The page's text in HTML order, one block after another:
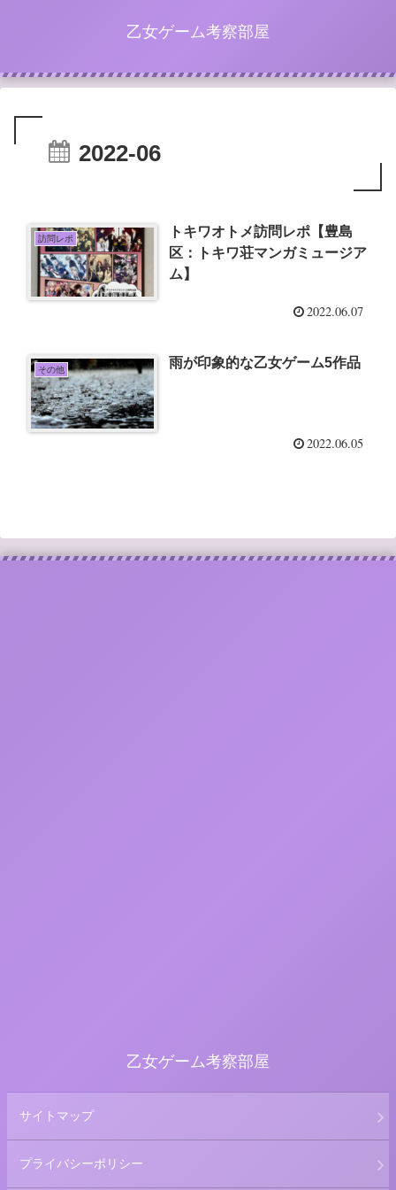
乙女ゲーム考察部屋
2022-06
訪問レポ
トキワオトメ訪問レポ【豊島
区：トキワ荘マンガミュージア
ム】
2022.06.07
その他 雨が印象的な乙女ゲーム5作品
2022.06.05
乙女ゲーム考察部屋
サイトマップ
プライバシーポリシー